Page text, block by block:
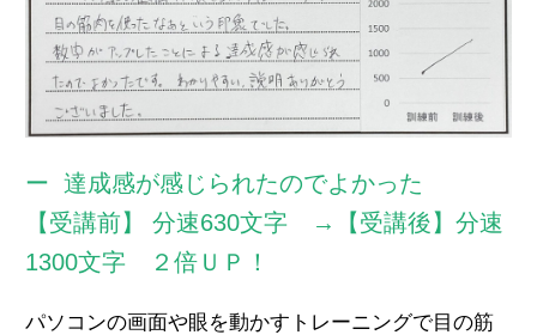
達成感が感じられたのでよかった
【受講前】 分速630文字 →【受講後】分速
1300文字 ２倍ＵＰ！
パソコンの画面や眼を動かすトレーニングで目の筋